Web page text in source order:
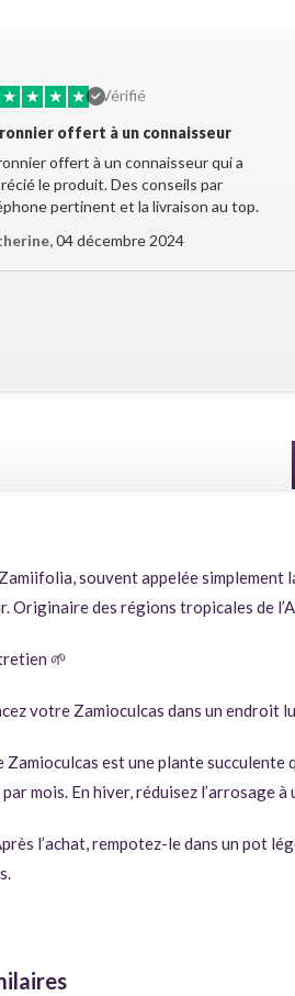
★ ★ ★ ★
Vérifié
offert à un connaisseur
offert à un connaisseur qui a
le produit. Des conseils par
pertinent et la livraison au top.
04 décembre 2024
souvent appelée
Originaire des régions tropicales de
🌱
votre Zamioculcas dans un endroit
Zamioculcas est une plante succulente
mois. En hiver, réduisez l’arrosage
l’achat, rempotez-le dans un pot